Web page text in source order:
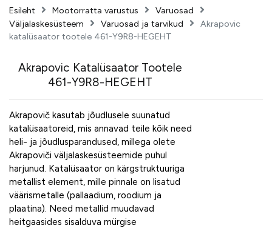
Esileht Mootorratta varustus
Varuosad
Väljalaskesüsteem
Varuosad ja tarvikud
Akrapovic
katalüsaator tootele 461-Y9R8-HEGEHT
Akrapovic Katalüsaator Tootele
461-Y9R8-HEGEHT
Akrapovič kasutab jõudlusele suunatud
katalüsaatoreid, mis annavad teile kõik need
heli- ja jõudlusparandused, millega olete
Akrapoviči väljalaskesüsteemide puhul
harjunud. Katalüsaator on kärgstruktuuriga
metallist element, mille pinnale on lisatud
väärismetalle (pallaadium, roodium ja
plaatina). Need metallid muudavad
heitgaasides sisalduva mürgise